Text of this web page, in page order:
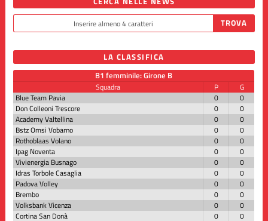
LA CLASSIFICA
B1 femminile: Girone B
Squadra P
G
Blue Team Pavia
0
0
Don Colleoni Trescore
0
0
Academy Valtellina
0
0
Bstz Omsi Vobarno
0
0
Rothoblaas Volano
0
0
Ipag Noventa
0
0
Vivienergia Busnago
0
0
Idras Torbole Casaglia
0
0
Padova Volley
0
0
Brembo
0
0
Volksbank Vicenza
0
0
Cortina San Donà
0
0